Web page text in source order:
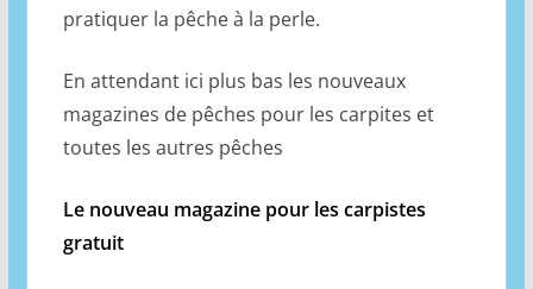
pratiquer la pêche à la perle.
En attendant ici plus bas les nouveaux
magazines de pêches pour les carpites et
toutes les autres pêches
Le nouveau magazine pour les carpistes
gratuit